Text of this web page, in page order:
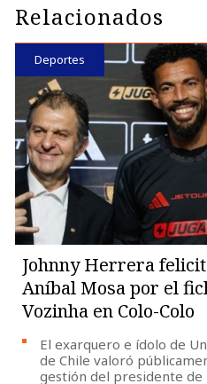
Relacionados
Deportes
Johnny Herrera
Aníbal Mosa por el
Vozinha en Colo-Colo
El exarquero e ídolo de
de Chile valoró
gestión del presidente de